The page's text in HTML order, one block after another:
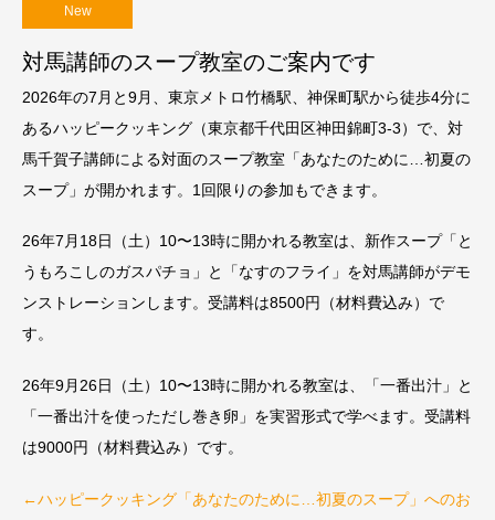
New
対馬講師のスープ教室のご案内です
2026年の7月と9月、東京メトロ竹橋駅、神保町駅から徒歩4分に
あるハッピークッキング（東京都千代田区神田錦町3-3）で、対
馬千賀子講師による対面のスープ教室「あなたのために…初夏の
スープ」が開かれます。1回限りの参加もできます。
26年7月18日（土）10〜13時に開かれる教室は、新作スープ「と
うもろこしのガスパチョ」と「なすのフライ」を対馬講師がデモ
ンストレーションします。受講料は8500円（材料費込み）で
す。
26年9月26日（土）10〜13時に開かれる教室は、「一番出汁」と
「一番出汁を使っただし巻き卵」を実習形式で学べます。受講料
は9000円（材料費込み）です。
←ハッピークッキング「あなたのために…初夏のスープ」へのお